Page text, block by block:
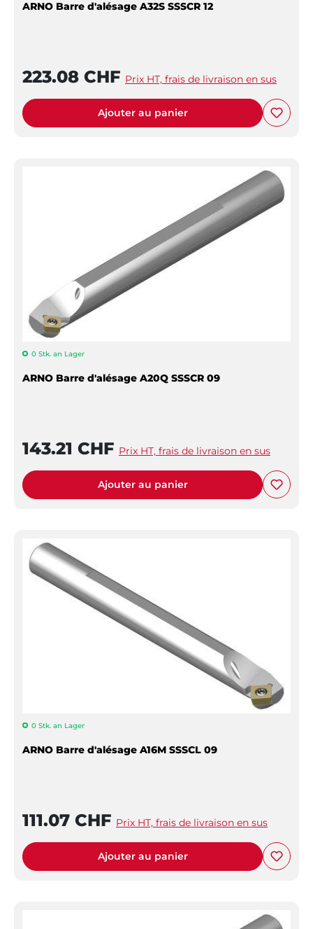
ARNO Barre d'alésage A32S SSSCR 12
223.08 CHF Prix HT, frais de livraison en sus
Ajouter au panier
0 Stk. an Lager
ARNO Barre d'alésage A20Q SSSCR 09
143.21 CHF Prix HT, frais de livraison en sus
Ajouter au panier
0 Stk. an Lager
ARNO Barre d'alésage A16M SSSCL 09
111.07 CHF Prix HT, frais de livraison en sus
Ajouter au panier